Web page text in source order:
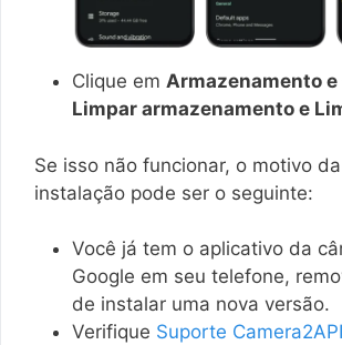
Clique em Armazenamento
Limpar armazenamento e
Se isso não funcionar, o motivo
instalação pode ser o seguinte:
Você já tem o aplicativo da
Google em seu telefone,
de instalar uma nova versão.
Verifique Suporte Camera2API